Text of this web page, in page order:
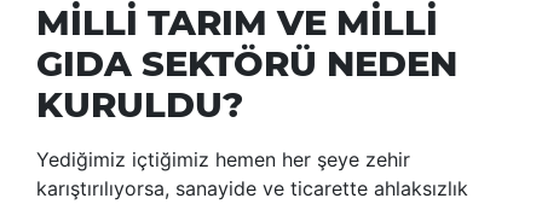
MİLLİ TARIM VE MİLLİ
GIDA SEKTÖRÜ NEDEN
KURULDU?
Yediğimiz içtiğimiz hemen her şeye zehir
karıştırılıyorsa, sanayide ve ticarette ahlaksızlık